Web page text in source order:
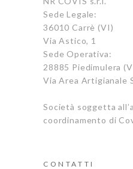
Sede Legale:
36010 Carrè (VI)
Via Astico, 1
Sede Operativa:
28885 Piedimulera
Via Area Artigianale
Società soggetta
coordinamento di
CONTATTI